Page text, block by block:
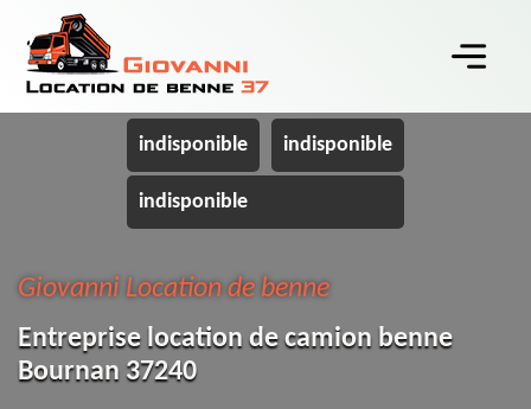
indisponible indisponible
indisponible
Giovanni Location de benne
Entreprise location de camion benne
Bournan 37240